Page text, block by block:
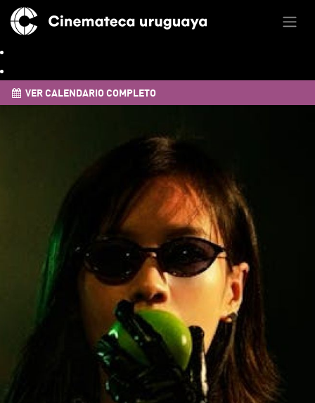
VER CALENDARIO COMPLETO